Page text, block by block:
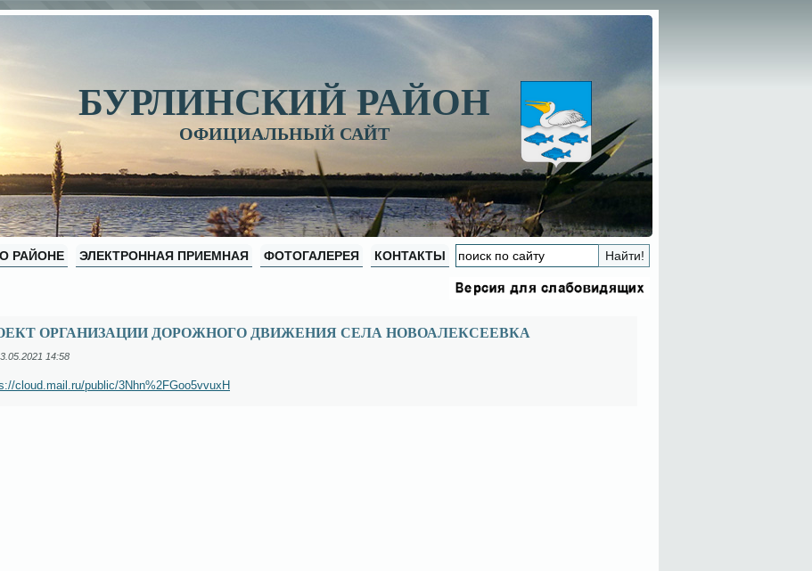
БУРЛИНСКИЙ РАЙОН
ОФИЦИАЛЬНЫЙ САЙТ
О РАЙОНЕ ЭЛЕКТРОННАЯ ПРИЕМНАЯ ФОТОГАЛЕРЕЯ КОНТАКТЫ
ОРГАНИЗАЦИИ ДОРОЖНОГО ДВИЖЕНИЯ СЕЛА НОВОАЛЕКСЕЕВКА
14:58
cloud.mail.ru/public/3Nhn%2FGoo5vvuxH